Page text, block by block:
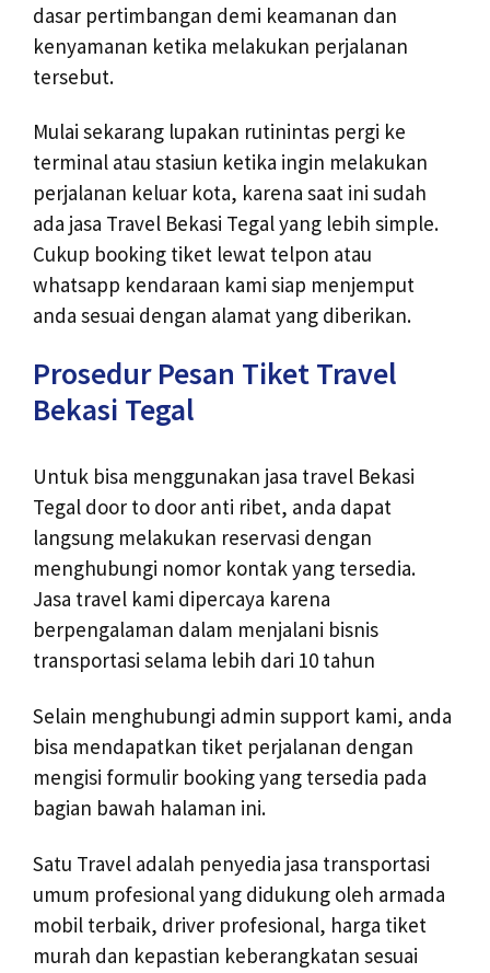
dasar pertimbangan demi keamanan dan
kenyamanan ketika melakukan perjalanan
tersebut.
Mulai sekarang lupakan rutinintas pergi ke
terminal atau stasiun ketika ingin melakukan
perjalanan keluar kota, karena saat ini sudah
ada jasa Travel Bekasi Tegal yang lebih simple.
Cukup booking tiket lewat telpon atau
whatsapp kendaraan kami siap menjemput
anda sesuai dengan alamat yang diberikan.
Prosedur Pesan Tiket Travel
Bekasi Tegal
Untuk bisa menggunakan jasa travel Bekasi
Tegal door to door anti ribet, anda dapat
langsung melakukan reservasi dengan
menghubungi nomor kontak yang tersedia.
Jasa travel kami dipercaya karena
berpengalaman dalam menjalani bisnis
transportasi selama lebih dari 10 tahun
Selain menghubungi admin support kami, anda
bisa mendapatkan tiket perjalanan dengan
mengisi formulir booking yang tersedia pada
bagian bawah halaman ini.
Satu Travel adalah penyedia jasa transportasi
umum profesional yang didukung oleh armada
mobil terbaik, driver profesional, harga tiket
murah dan kepastian keberangkatan sesuai